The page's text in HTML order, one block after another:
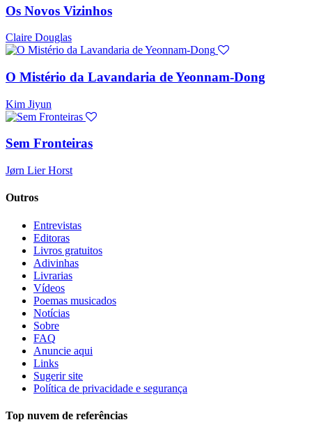
Os Novos Vizinhos
Claire Douglas
O Mistério da Lavandaria de Yeonnam-Dong
Kim Jiyun
Sem Fronteiras
Jørn Lier Horst
Outros
Entrevistas
Editoras
Livros gratuitos
Adivinhas
Livrarias
Vídeos
Poemas musicados
Notícias
Sobre
FAQ
Anuncie aqui
Links
Sugerir site
Política de privacidade e segurança
Top nuvem de referências